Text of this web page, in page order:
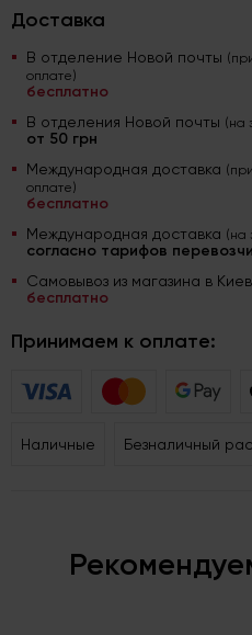
Доставка
В отделение Новой почты
оплате)
бесплатно
В отделения Новой почты (на
от 50 грн
Международная доставка
оплате)
бесплатно
Международная доставка (на
согласно тарифов
Самовывоз из магазина в
бесплатно
Принимаем к оплате:
Наличные Безналичный